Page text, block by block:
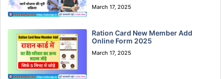
March 17, 2025
Ration Card New Member Add
Online Form 2025
March 17, 2025